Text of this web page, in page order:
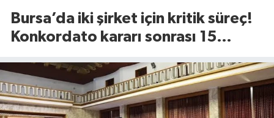
Bursa’da iki şirket için kritik süreç!
Konkordato kararı sonrası 15